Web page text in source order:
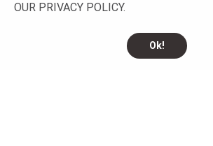
OUR PRIVACY POLICY.
Ok!